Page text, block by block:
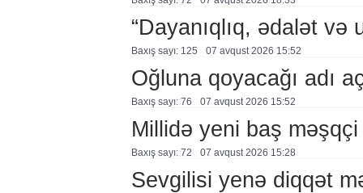
“Dayanıqlıq, ədalət
Baxış sayı: 125 07 avqust 2026 15:52
Oğluna qoyacağı adı
Baxış sayı: 76 07 avqust 2026 15:52
Millidə yeni baş məşqçi
Baxış sayı: 72 07 avqust 2026 15:28
Sevgilisi yenə diqqət